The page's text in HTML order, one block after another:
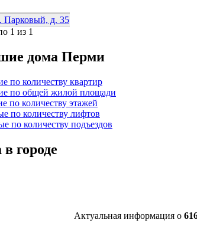
Парковый, д. 35
1 из 1
дома Перми
по количеству квартир
по общей жилой площади
по количеству этажей
по количеству лифтов
по количеству подъездов
городе
Актуальная информация о